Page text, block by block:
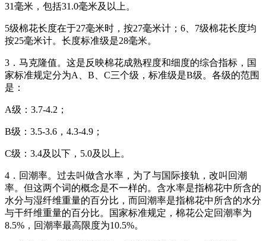
31毫米，包括31.0毫米及以上。
5级棉花长度在于27毫米时，按27毫米计；6、7级棉花长度均
按25毫米计。长度标准级是28毫米。
3．马克隆值。这是反映棉花成熟程度和细度的综合指标，国
家标准规定分为A、B、C三个级，标准级是B级。各级的范围
是：
A级：3.7-4.2；
B级：3.5-3.6，4.3-4.9；
C级：3.4及以下，5.0及以上。
4．回潮率。过去叫做含水率，为了与国际接轨，改叫回潮
率。但这两个词的概念是不一样的。含水率是指棉花中所含的
水分与湿纤维重量的百分比，而回潮率是指棉花中所含的水分
与干纤维重量的百分比。国家标准规定，棉花公定回潮率为
8.5%，回潮率最高限度为10.5%。